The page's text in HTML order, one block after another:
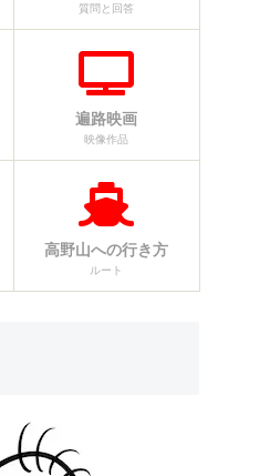
質問と回答
遍路映画
映像作品
高野山への行き方
ルート